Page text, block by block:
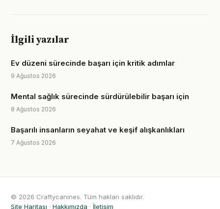
İlgili yazılar
Ev düzeni sürecinde başarı için kritik adımlar
9 Ağustos 2026
Mental sağlık sürecinde sürdürülebilir başarı için
8 Ağustos 2026
Başarılı insanların seyahat ve keşif alışkanlıkları
7 Ağustos 2026
© 2026 Craftycanines. Tüm hakları saklıdır.
Site Haritası · Hakkımızda · İletişim